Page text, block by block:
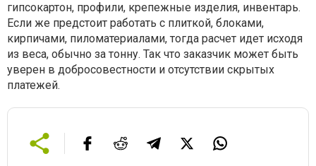
гипсокартон, профили, крепежные изделия, инвентарь.
Если же предстоит работать с плиткой, блоками,
кирпичами, пиломатериалами, тогда расчет идет исходя
из веса, обычно за тонну. Так что заказчик может быть
уверен в добросовестности и отсутствии скрытых
платежей.